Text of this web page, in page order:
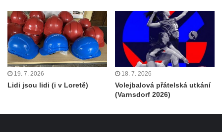
19. 7. 2026
Lidi jsou lidi (i v Loretě)
18. 7. 2026
Volejbalová přátelská utkání
(Varnsdorf 2026)